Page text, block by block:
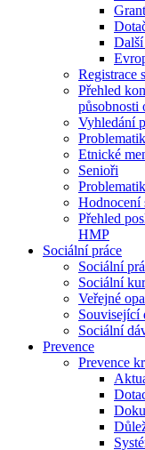
Registrace
Přehled
působnosti
Vyhledání
Etnické
Senioři
Hodnocení
Přehled
HMP
Sociální práce
Sociální
Sociální
Veřejné
Související
Sociální
Prevence
Prevence